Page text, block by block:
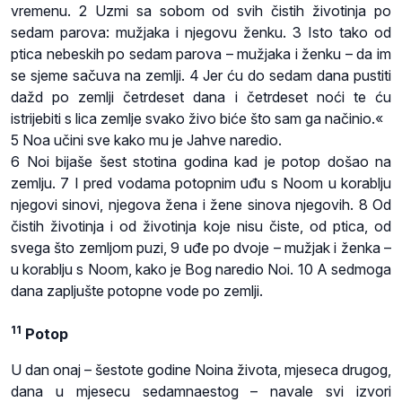
vremenu. 2 Uzmi sa sobom od svih čistih životinja po
sedam parova: mužjaka i njegovu ženku. 3 Isto tako od
ptica nebeskih po sedam parova – mužjaka i ženku – da im
se sjeme sačuva na zemlji. 4 Jer ću do sedam dana pustiti
dažd po zemlji četrdeset dana i četrdeset noći te ću
istrijebiti s lica zemlje svako živo biće što sam ga načinio.«
5 Noa učini sve kako mu je Jahve naredio.
6 Noi bijaše šest stotina godina kad je potop došao na
zemlju. 7 I pred vodama potopnim uđu s Noom u korablju
njegovi sinovi, njegova žena i žene sinova njegovih. 8 Od
čistih životinja i od životinja koje nisu čiste, od ptica, od
svega što zemljom puzi, 9 uđe po dvoje – mužjak i ženka –
u korablju s Noom, kako je Bog naredio Noi. 10 A sedmoga
dana zapljušte potopne vode po zemlji.
11 Potop
U dan onaj – šestote godine Noina života, mjeseca drugog,
dana u mjesecu sedamnaestog – navale svi izvori